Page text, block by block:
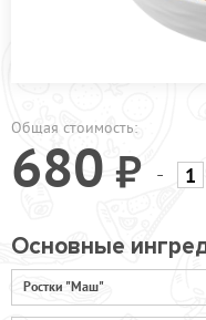
Общая стоимость:
680 -
Основные
Ростки "Маш"